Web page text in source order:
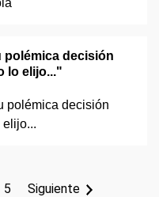
polémica decisión
lo elijo..."
5 Siguiente